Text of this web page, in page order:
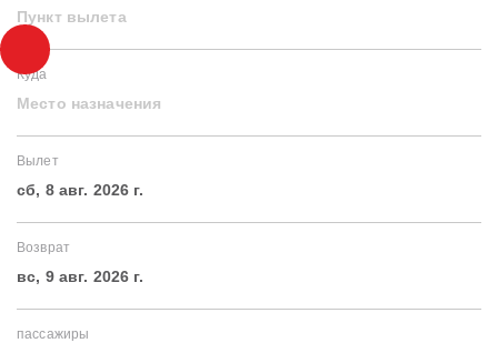
Пункт вылета
Куда
Место назначения
Вылет
сб, 8 авг. 2026 г.
Возврат
вс, 9 авг. 2026 г.
пассажиры